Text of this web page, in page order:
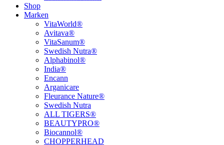
Shop
Marken
VitaWorld®
Avitava®
VitaSanum®
Swedish Nutra®
Alphabinol®
India®
Encann
Arganicare
Fleurance Nature®
Swedish Nutra
ALL TIGERS®
BEAUTYPRO®
Biocannol®
CHOPPERHEAD